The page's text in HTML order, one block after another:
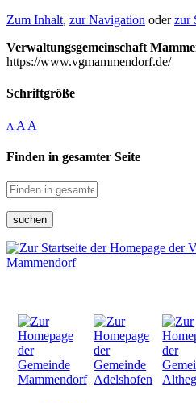
Zum Inhalt, zur Navigation oderzur
Verwaltungsgemeinschaft
https://www.vgmammendorf.de/
Schriftgröße
A A A
Finden in gesamter Seite
suchen